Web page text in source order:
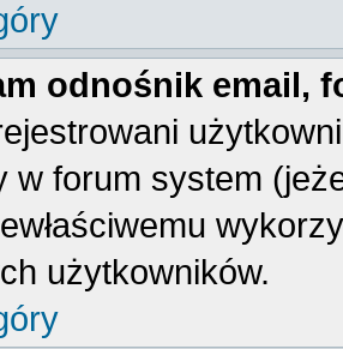
odnośnik email,
w forum system
użytkowników.